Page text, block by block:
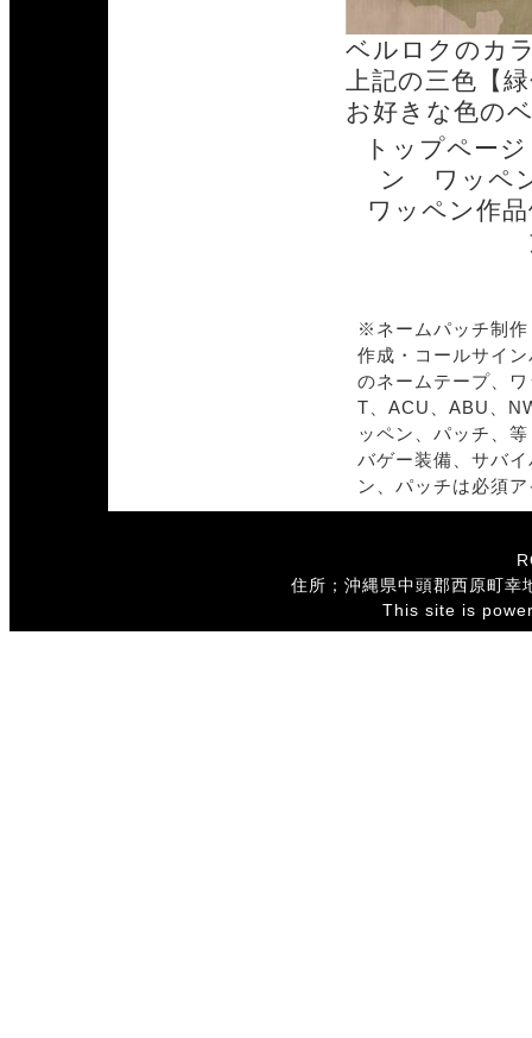
ベルロクのカ
上記の三色【
お好きな色の
トップページ
ン ワッペ
ワッペン作
※ネームパッチ制作
作成・コールサイ
のネームテープ、
T、ACU、ABU、
ッペン、パッチ、
バゲー装備、サバ
ン、パッチは必須
住所；沖縄県中頭郡西原町
This site is